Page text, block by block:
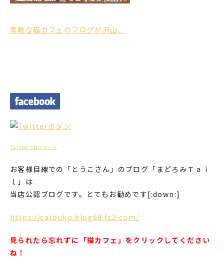
素敵な猫カフェのブログが沢山。
Twitterブログパーツ
お客様目線での「とうこさん」のブログ「まどろみＴａｉ
ｌ」は
当店公認ブログです。とてもお勧めです[:down:]
https://catouko.blog68.fc2.com/
見られたら忘れずに「猫カフェ」をクリックしてください
ね！